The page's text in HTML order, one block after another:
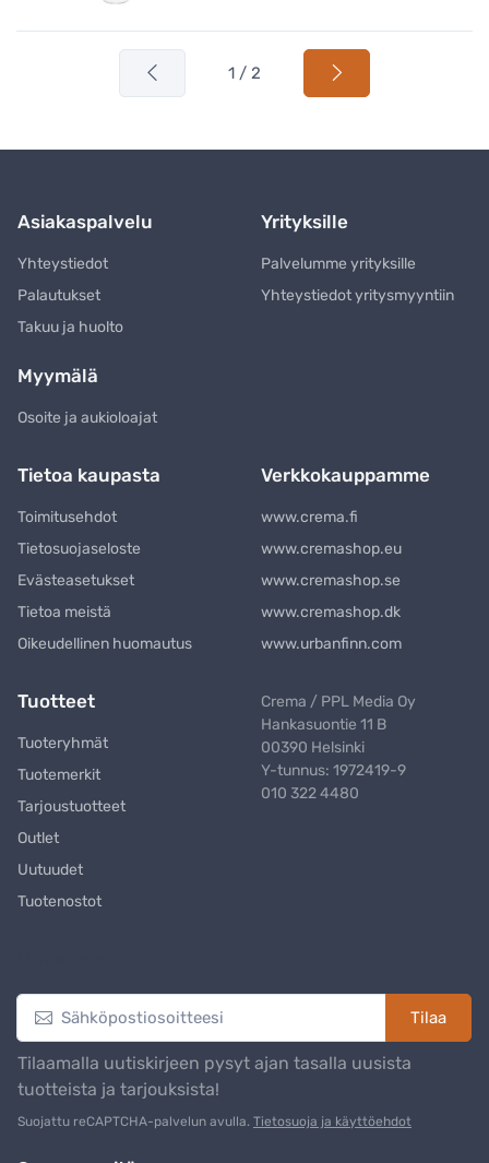
1 / 2
Asiakaspalvelu
Yhteystiedot
Palautukset
Takuu ja huolto
Yrityksille
Palvelumme yrityksille
Yhteystiedot yritysmyyntiin
Myymälä
Osoite ja aukioloajat
Tietoa kaupasta
Toimitusehdot
Tietosuojaseloste
Evästeasetukset
Tietoa meistä
Oikeudellinen huomautus
Verkkokauppamme
www.crema.fi
www.cremashop.eu
www.cremashop.se
www.cremashop.dk
www.urbanfinn.com
Tuotteet
Tuoteryhmät
Tuotemerkit
Tarjoustuotteet
Outlet
Uutuudet
Tuotenostot
Crema / PPL Media Oy
Hankasuontie 11 B
00390 Helsinki
Y-tunnus: 1972419-9
010 322 4480
Tilaa
Tilaamalla uutiskirjeen pysyt ajan tasalla uusista
tuotteista ja tarjouksista!
Suojattu reCAPTCHA-palvelun avulla. Tietosuoja ja käyttöehdot